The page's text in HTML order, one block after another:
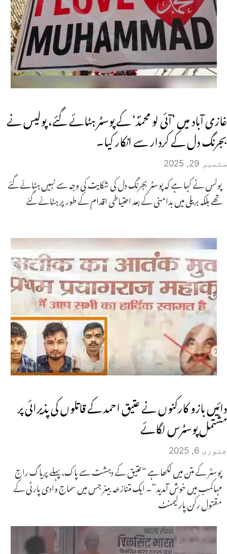
غازی آباد میں ’آئی لو محمدؐ‘ کے پوسٹر ہٹائے گئے، پولیس نے
بجرنگ دل کے کردار سے انکار کیا۔
ستمبر 29, 2025
پولس نے کہا ہے کہ پوسٹر بجرنگ دل کی شکایت کی وجہ سے نہیں ہٹائے گئے
تھے بلکہ بریلی میں بدامنی کے بعد احتیاطی اقدام کے طور پر ہٹائے گئے
دائیں بازو کارکنوں نے عتیق احمد کے قاتلوں کی پذیرائی پر
مشتمل پوسٹرس لگائے
جنوری 6, 2025
پوسٹر کے متن میں لکھا ہے “عتیق کے دہشت سے پاک، پہلے پریاگ راج
مہاکمب میں خوش آمدید”۔ ایک متنازعہ بینر جس میں سماج وادی پارٹی کے
مقتول رکن پارلیمنٹ